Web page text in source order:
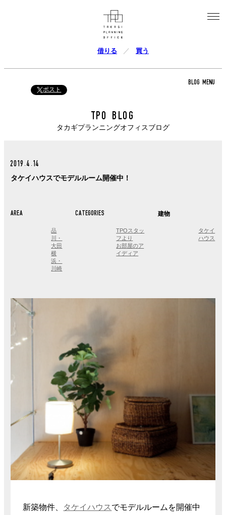
借りる 買う
ポスト
BLOG MENU
TPO BLOG
タカギプランニングオフィスブログ
2019.4.14
タケイハウスでモデルルーム開催中！
AREA
品
川・
大田
横
浜・
川崎
CATEGORIES
TPOスタッ
フより
お部屋のア
イディア
建物
タケイ
ハウス
新築物件、 タケイハウス でモデルルームを開催中